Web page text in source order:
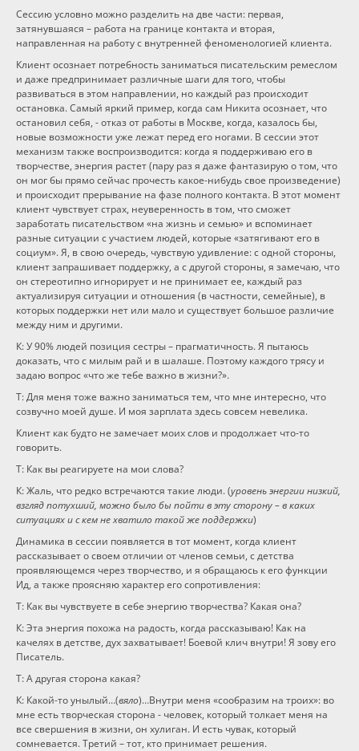
Сессию условно можно разделить на две части: первая,
затянувшаяся – работа на границе контакта и вторая,
направленная на работу с внутренней феноменологией клиента.
Клиент осознает потребность заниматься писательским ремеслом
и даже предпринимает различные шаги для того, чтобы
развиваться в этом направлении, но каждый раз происходит
остановка. Самый яркий пример, когда сам Никита осознает, что
остановил себя, - отказ от работы в Москве, когда, казалось бы,
новые возможности уже лежат перед его ногами. В сессии этот
механизм также воспроизводится: когда я поддерживаю его в
творчестве, энергия растет (пару раз я даже фантазирую о том, что
он мог бы прямо сейчас прочесть какое-нибудь свое произведение)
и происходит прерывание на фазе полного контакта. В этот момент
клиент чувствует страх, неуверенность в том, что сможет
заработать писательством «на жизнь и семью» и вспоминает
разные ситуации с участием людей, которые «затягивают его в
социум». Я, в свою очередь, чувствую удивление: с одной стороны,
клиент запрашивает поддержку, а с другой стороны, я замечаю, что
он стереотипно игнорирует и не принимает ее, каждый раз
актуализируя ситуации и отношения (в частности, семейные), в
которых поддержки нет или мало и существует большое различие
между ним и другими.
К: У 90% людей позиция сестры – прагматичность. Я пытаюсь
доказать, что с милым рай и в шалаше. Поэтому каждого трясу и
задаю вопрос «что же тебе важно в жизни?».
Т: Для меня тоже важно заниматься тем, что мне интересно, что
созвучно моей душе. И моя зарплата здесь совсем невелика.
Клиент как будто не замечает моих слов и продолжает что-то
говорить.
Т: Как вы реагируете на мои слова?
К: Жаль, что редко встречаются такие люди. (уровень энергии низкий,
взгляд потухший, можно было бы пойти в эту сторону – в каких
ситуациях и с кем не хватило такой же поддержки)
Динамика в сессии появляется в тот момент, когда клиент
рассказывает о своем отличии от членов семьи, с детства
проявляющемся через творчество, и я обращаюсь к его функции
Ид, а также проясняю характер его сопротивления:
Т: Как вы чувствуете в себе энергию творчества? Какая она?
К: Эта энергия похожа на радость, когда рассказываю! Как на
качелях в детстве, дух захватывает! Боевой клич внутри! Я зову его
Писатель.
Т: А другая сторона какая?
К: Какой-то унылый…(вяло)…Внутри меня «сообразим на троих»: во
мне есть творческая сторона - человек, который толкает меня на
все свершения в жизни, он хулиган. И есть чувак, который
сомневается. Третий – тот, кто принимает решения.